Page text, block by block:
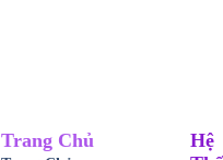
Trang Chủ
Hệ